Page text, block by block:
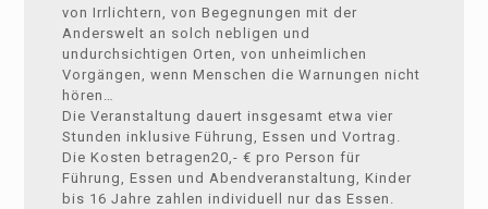
von Irrlichtern, von Begegnungen mit der
Anderswelt an solch nebligen und
undurchsichtigen Orten, von unheimlichen
Vorgängen, wenn Menschen die Warnungen nicht
hören…
Die Veranstaltung dauert insgesamt etwa vier
Stunden inklusive Führung, Essen und Vortrag.
Die Kosten betragen20,- € pro Person für
Führung, Essen und Abendveranstaltung, Kinder
bis 16 Jahre zahlen individuell nur das Essen.